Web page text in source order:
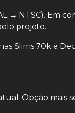
→ NTSC). Em
projeto.
Slims 70k e
Opção mais